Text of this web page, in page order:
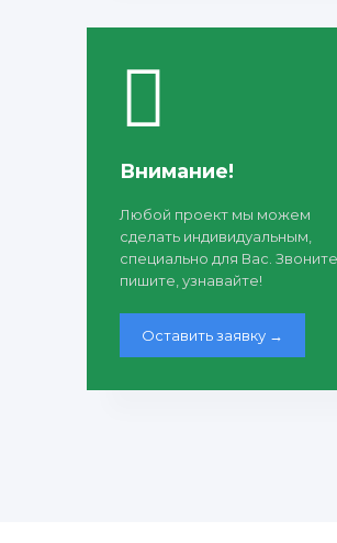
Внимание!
Любой проект мы можем
сделать индивидуальным,
специально для Вас.
пишите, узнавайте!
Оставить заявку →